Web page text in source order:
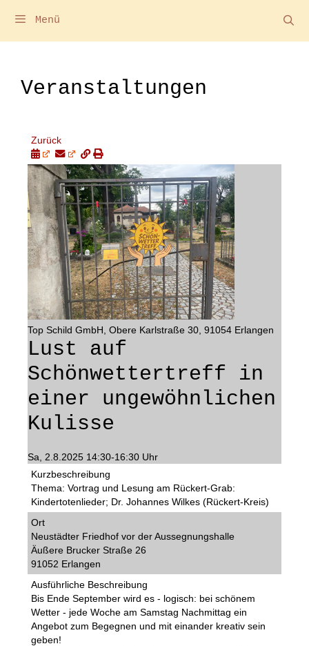
Menü
Veranstaltungen
Zurück
Top Schild GmbH, Obere Karlstraße 30, 91054 Erlangen
Lust auf
Schönwettertreff in
einer ungewöhnlichen
Kulisse
Sa, 2.8.2025 14:30-16:30 Uhr
Kurzbeschreibung
Thema: Vortrag und Lesung am Rückert-Grab:
Kindertotenlieder; Dr. Johannes Wilkes (Rückert-Kreis)
Ort
Neustädter Friedhof vor der Aussegnungshalle
Äußere Brucker Straße 26
91052 Erlangen
Ausführliche Beschreibung
Bis Ende September wird es - logisch: bei schönem
Wetter - jede Woche am Samstag Nachmittag ein
Angebot zum Begegnen und mit einander kreativ sein
geben!